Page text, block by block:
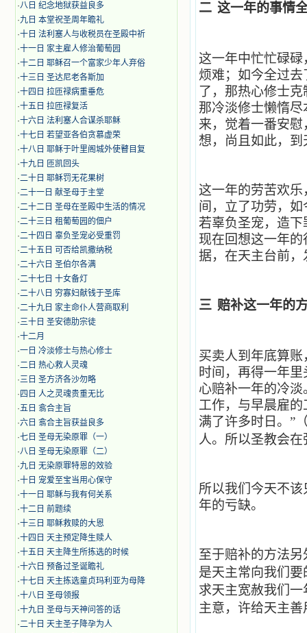
·八日 纪念地狱获益良多
·九日 本堂祝圣周年瞻礼
·十日 法利塞人与收税员在圣殿中祈
·十一日 家主雇人修治葡萄园
·十二日 耶稣召一个富家少年人弃俗
·十三日 圣达尼老各斯加
·十四日 拉匝禄病重垂危
·十五日 拉匝禄复活
·十六日 法利塞人合谋杀耶稣
·十七日 若望亚各伯贪慕虚荣
·十八日 耶稣于叶里阁城外使瞽目复
·十九日 匝凯回头
·二十日 耶稣罚无花果树
·二十一日 献圣母于主堂
·二十二日 圣母在圣殿中生活的情况
·二十三日 租葡萄园的佃户
·二十四日 辜负圣宠必受重罚
·二十五日 可否给凯撒纳税
·二十六日 圣伯尔各满
·二十七日 十女备灯
·二十八日 穷寡妇献钱于圣库
·二十九日 家主命仆人营商取利
·三十日 圣安德肋宗徒
·十二月
·​一日 冷淡修士与热心修士
·二日 热心救人灵魂
·三日 圣方济各沙勿略
· 四日 人之灵魂贵重无比
·五日 翕合主旨
·六日 翕合主旨获益良多
·七日 圣母无染原罪（一）
·八日 圣母无染原罪（二）
·九日 无染原罪特恩的效验
·十日 宠爱至宝当用心保守
·十一日 耶稣与我有何关系
·十二日 前题续
·十三日 耶稣救赎的大恩
·十四日 天主预定降生赎人
·十五日 天主降生所拣选的时候
·十六日 预备过圣诞瞻礼
·十七日 天主拣选童贞玛利亚为母降
·十八日 圣母领报
·十九日 圣母与天神问答的话
·二十日 天主圣子降孕为人
二 这一年的事情
这一年中忙忙碌
烦难；如今全过
了，那热心修士
那冷淡修士懒惰
来，觉着一番安
想，尚且如此，
这一年的劳苦欢
间，立了功劳，
若辜负圣宠，造
现在回想这一年
据，在天主台前
三 赔补这一年的
买卖人到年底算
时间，再得一年
心赔补一年的冷
工作，与早晨雇
满了许多时日。”
人。所以圣教会
所以我们今天不
年的亏缺。
至于赔补的方法
是天主常向我们
求天主宽赦我们
主意，许给天主